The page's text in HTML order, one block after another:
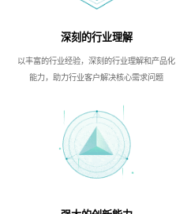
深刻的行业理解
以丰富的行业经验，深刻的行业理解和产品化
能力，助力行业客户解决核心需求问题